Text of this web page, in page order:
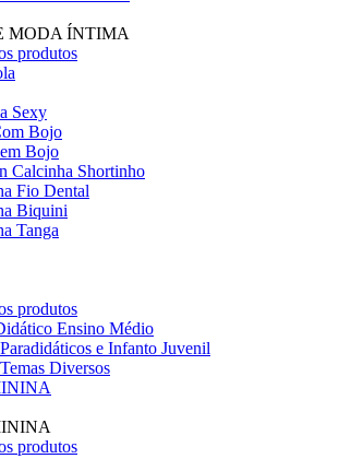
MODA ÍNTIMA
produtos
Sexy
Bojo
Bojo
Calcinha Shortinho
Fio Dental
Biquini
Tanga
produtos
Ensino Médio
e Infanto Juvenil
Diversos
produtos